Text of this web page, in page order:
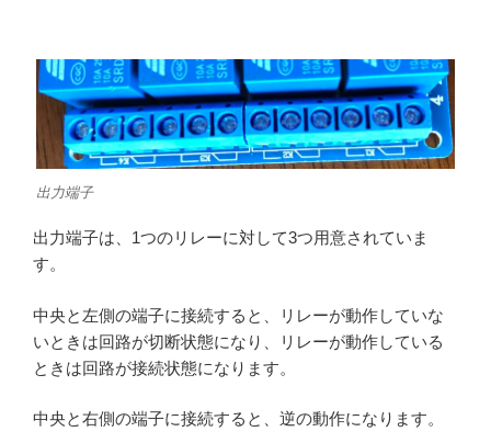
出力端子
出力端子は、1つのリレーに対して3つ用意されていま
す。
中央と左側の端子に接続すると、リレーが動作していな
いときは回路が切断状態になり、リレーが動作している
ときは回路が接続状態になります。
中央と右側の端子に接続すると、逆の動作になります。